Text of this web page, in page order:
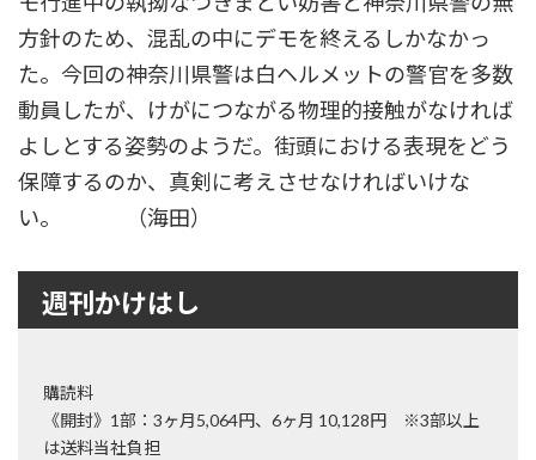
方針のため、混乱の中にデモを終えるしかなかっ
た。今回の神奈川県警は白ヘルメットの警官を多数
動員したが、けがにつながる物理的接触がなければ
よしとする姿勢のようだ。街頭における表現をどう
保障するのか、真剣に考えさせなければいけな
い。 （海田）
週刊かけはし
購読料
《開封》1部：3ヶ月5,064円、6ヶ月 10,128円 ※3部以上
は送料当社負担